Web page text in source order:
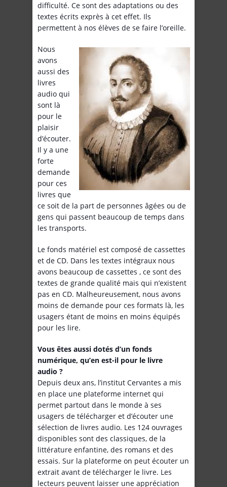
difficulté. Ce sont des adaptations ou des
textes écrits exprès à cet effet. Ils
permettent à nos élèves de se faire l’oreille.
Nous
avons
aussi des
livres
audio qui
sont là
pour le
plaisir
d’écouter.
Il y a une
forte
demande
pour ces
livres que
ce soit de la part de personnes âgées ou de
gens qui passent beaucoup de temps dans
les transports.
Le fonds matériel est composé de cassettes
et de CD. Dans les textes intégraux nous
avons beaucoup de cassettes , ce sont des
textes de grande qualité mais qui n’existent
pas en CD. Malheureusement, nous avons
moins de demande pour ces formats là, les
usagers étant de moins en moins équipés
pour les lire.
Vous êtes aussi dotés d’un fonds
numérique, qu’en est-il pour le livre
audio ?
Depuis deux ans, l’institut Cervantes a mis
en place une plateforme internet qui
permet partout dans le monde à ses
usagers de télécharger et d’écouter une
sélection de livres audio. Les 124 ouvrages
disponibles sont des classiques, de la
littérature enfantine, des romans et des
essais. Sur la plateforme on peut écouter un
extrait avant de télécharger le livre. Les
lecteurs peuvent laisser une appréciation